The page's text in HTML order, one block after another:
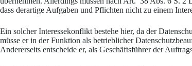
dass derartige Aufgaben und Pflichten nicht zu einem
Ein solcher Interessekonflikt bestehe hier, da der
müsse er in der Funktion als betrieblicher
Andererseits entscheide er, als Geschäftsführer der